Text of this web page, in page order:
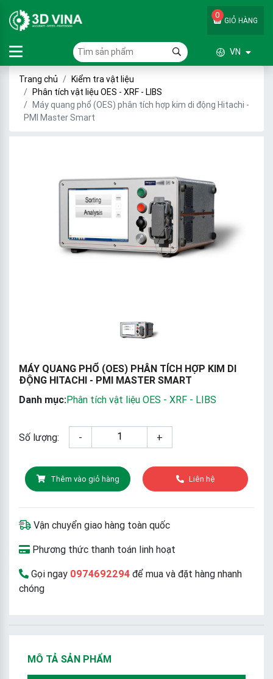
GIỎ HÀNG
0
VN
Trang chủ
Kiểm tra vật liệu
Phân tích vật liệu OES - XRF - LIBS
Máy quang phổ (OES) phân tích hợp kim di động Hitachi -
PMI Master Smart
MÁY QUANG PHỔ (OES) PHÂN TÍCH HỢP KIM DI
ĐỘNG HITACHI - PMI MASTER SMART
Danh mục:Phân tích vật liệu OES - XRF - LIBS
Số lượng: - +
Thêm vào giỏ hàng Liên hệ
Vận chuyển giao hàng toàn quốc
Phương thức thanh toán linh hoạt
Gọi ngay 0974692294 để mua và đặt hàng nhanh
chóng
MÔ TẢ SẢN PHẨM